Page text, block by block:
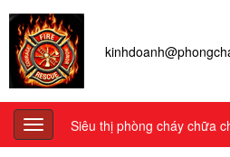
Toggle
navigation
Siêu thị phòng cháy chữa